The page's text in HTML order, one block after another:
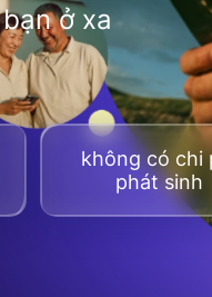
ở xa
không có chi
phát sinh